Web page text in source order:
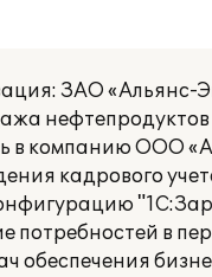
ЗАО «Альянс-
нефтепродуктов
в компанию ООО
кадрового
потребностей в
обеспечения